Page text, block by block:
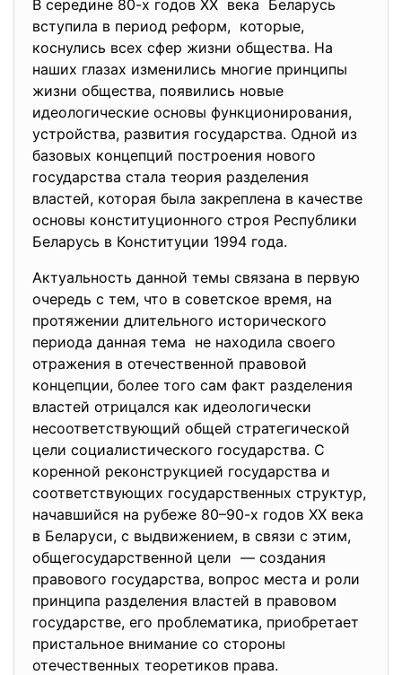
В середине 80-х годов XX века Беларусь
вступила в период реформ, которые,
коснулись всех сфер жизни общества. На
наших глазах изменились многие принципы
жизни общества, появились новые
идеологические основы функционирования,
устройства, развития государства. Одной из
базовых концепций построения нового
государства стала теория разделения
властей, которая была закреплена в качестве
основы конституционного строя Республики
Беларусь в Конституции 1994 года.
Актуальность данной темы связана в первую
очередь с тем, что в советское время, на
протяжении длительного исторического
периода данная тема не находила своего
отражения в отечественной правовой
концепции, более того сам факт разделения
властей отрицался как идеологически
несоответствующий общей стратегической
цели социалистического государства. С
коренной реконструкцией государства и
соответствующих государственных структур,
начавшийся на рубеже 80–90-х годов ХХ века
в Беларуси, с выдвижением, в связи с этим,
общегосударственной цели — создания
правового государства, вопрос места и роли
принципа разделения властей в правовом
государстве, его проблематика, приобретает
пристальное внимание со стороны
отечественных теоретиков права.